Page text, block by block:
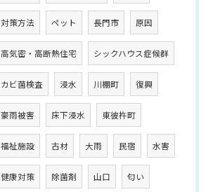
対策方法 ペット 長門市 原因
高気密・高断熱住宅 シックハウス症候群
カビ菌検査 浸水 川棚町 復興
豪雨被害 床下浸水 東彼杵町
福祉施設 古材 大雨 民宿 水害
健康対策 除菌剤 山口 匂い